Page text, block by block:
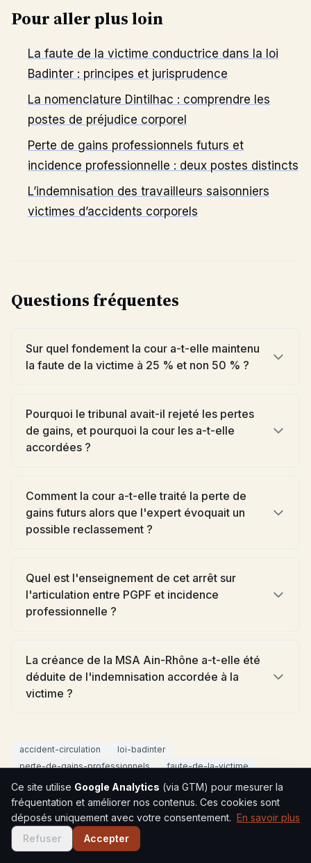
Pour aller plus loin
La faute de la victime conductrice dans la loi
Badinter : principes et jurisprudence
La nomenclature Dintilhac : comprendre les
postes de préjudice corporel
Perte de gains professionnels futurs et
incidence professionnelle : deux postes distincts
L’indemnisation des travailleurs saisonniers
victimes d’accidents corporels
Questions fréquentes
Sur quel fondement la cour a-t-elle maintenu
la faute de la victime à 25 % et non 50 % ?
Pourquoi le tribunal avait-il rejeté les pertes
de gains, et pourquoi la cour les a-t-elle
accordées ?
Comment la cour a-t-elle traité la perte de
gains futurs alors que l'expert évoquait un
possible reclassement ?
Quel est l'enseignement de cet arrêt sur
l'articulation entre PGPF et incidence
professionnelle ?
La créance de la MSA Ain-Rhône a-t-elle été
déduite de l'indemnisation accordée à la
victime ?
accident-circulation
loi-badinter
perte-de-gains-professionnels
faute-de-la-victime
incidence-professionnelle
déficit-fonctionnel-permanent
Ce site utilise Google Analytics (via GTM) pour mesurer la
fréquentation et améliorer nos contenus. Ces cookies sont
déposés uniquement avec votre consentement. En savoir plus
Refuser
Accepter